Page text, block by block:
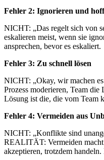
Fehler 2: Ignorieren und
NICHT: „Das regelt sich von
eskalieren meist, wenn sie
ansprechen, bevor es eskaliert.
Fehler 3: Zu schnell lösen
NICHT: „Okay, wir machen
Prozess moderieren, Team
Lösung ist die, die vom Team
Fehler 4: Vermeiden aus
NICHT: „Konflikte sind
REALITÄT: Vermeiden
akzeptieren, trotzdem